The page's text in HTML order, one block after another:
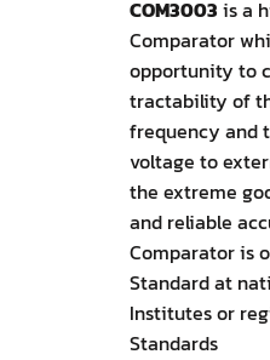
COM3003 is a
Comparator
opportunity to
tractability of
frequency and
voltage to
the extreme
and reliable
Comparator is
Standard at
Institutes or
Standards